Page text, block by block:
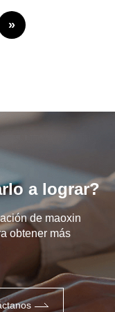
»
a lograr?
de maoxin
obtener más